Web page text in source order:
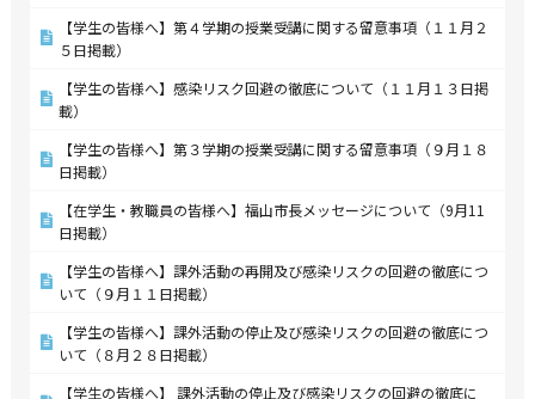
【学生の皆様へ】第４学期の授業受講に関する留意事項（１１月２
５日掲載）
【学生の皆様へ】感染リスク回避の徹底について（１１月１３日掲
載）
【学生の皆様へ】第３学期の授業受講に関する留意事項（９月１８
日掲載）
【在学生・教職員の皆様へ】福山市長メッセージについて（9月11
日掲載）
【学生の皆様へ】課外活動の再開及び感染リスクの回避の徹底につ
いて（９月１１日掲載）
【学生の皆様へ】課外活動の停止及び感染リスクの回避の徹底につ
いて（８月２８日掲載）
【学生の皆様へ】 課外活動の停止及び感染リスクの回避の徹底に